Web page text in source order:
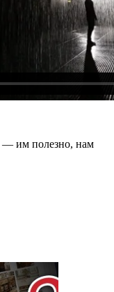
— им полезно, нам